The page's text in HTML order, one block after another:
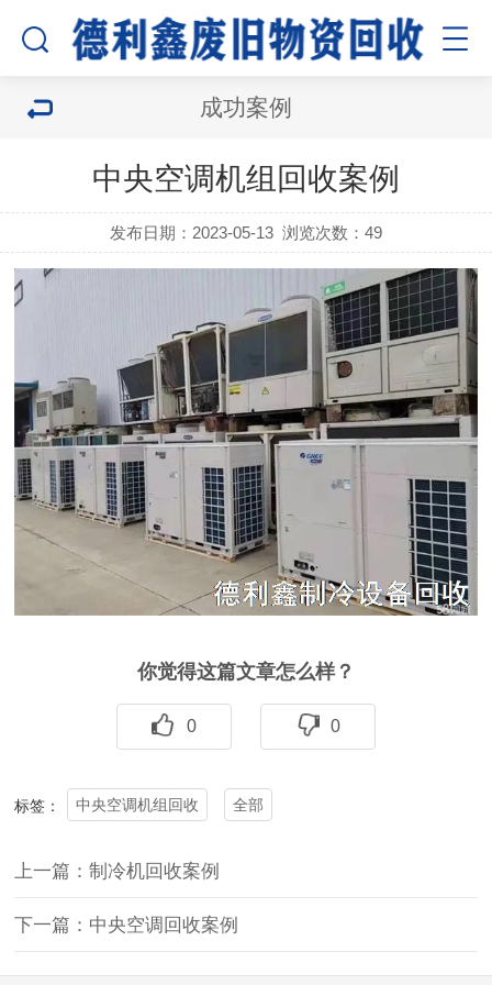
成功案例
中央空调机组回收案例
发布日期：2023-05-13 浏览次数：49
你觉得这篇文章怎么样？
0 0
标签： 中央空调机组回收 全部
上一篇：制冷机回收案例
下一篇：中央空调回收案例